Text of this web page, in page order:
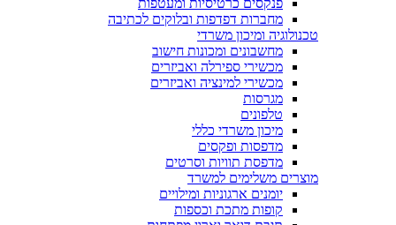
פנקסים כרטיסיות ומעטפות
מחברות דפדפות ובלוקים לכתיבה
טכנולוגיה ומיכון משרדי
מחשבונים ומכונות חישוב
מכשירי ספירלה ואביזרים
מכשירי למינציה ואביזרים
מגרסות
טלפונים
מיכון משרדי כללי
מדפסות ופקסים
מדפסת תוויות וסרטים
מוצרים משלימים למשרד
יומנים ארגוניות ומילויים
קופות מתכת וכספות